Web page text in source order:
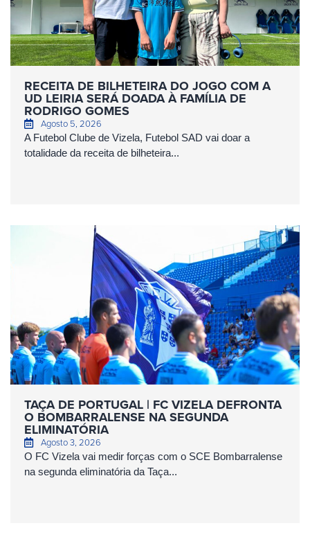
RECEITA DE BILHETEIRA DO JOGO COM A
UD LEIRIA SERÁ DOADA À FAMÍLIA DE
RODRIGO GOMES
Agosto 5, 2026
A Futebol Clube de Vizela, Futebol SAD vai doar a
totalidade da receita de bilheteira...
TAÇA DE PORTUGAL | FC VIZELA DEFRONTA
O BOMBARRALENSE NA SEGUNDA
ELIMINATÓRIA
Agosto 3, 2026
O FC Vizela vai medir forças com o SCE Bombarralense
na segunda eliminatória da Taça...